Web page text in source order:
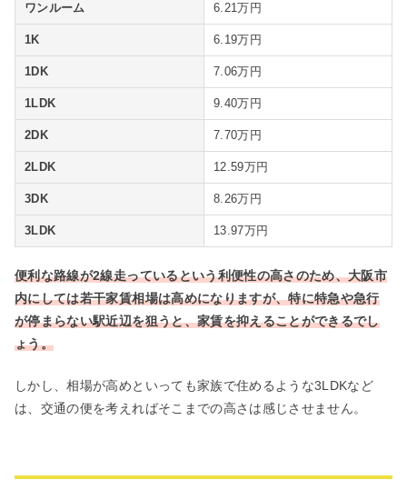
ワンルーム 6.21万円
1K 6.19万円
1DK 7.06万円
1LDK 9.40万円
2DK 7.70万円
2LDK 12.59万円
3DK 8.26万円
3LDK 13.97万円
便利な路線が2線走っているという利便性の高さのため、大阪市
内にしては若干家賃相場は高めになりますが、特に特急や急行
が停まらない駅近辺を狙うと、家賃を抑えることができるでし
ょう。
しかし、相場が高めといっても家族で住めるような3LDKなど
は、交通の便を考えればそこまでの高さは感じさせません。